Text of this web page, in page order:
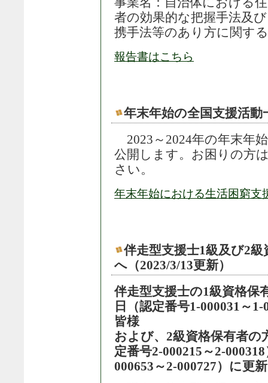
者の効果的な把握手法及
携手法等のあり方に関す
報告書はこちら
年末年始の全国支援活動
2023～2024年の年末年
公開します。お困りの方
さい。
年末年始における生活困窮支
伴走型支援士1級及び2
へ（2023/3/13更新）
伴走型支援士の1級資格保
日（認定番号1-000031～
皆様
および、2級資格保有者の
定番号2-000215～2-
000653～2-000727）に更